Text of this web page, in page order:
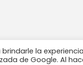
la
de Google. Al